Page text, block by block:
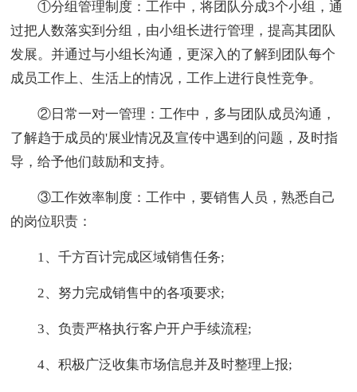
①分组管理制度：工作中，将团队分成3个小组，通
过把人数落实到分组，由小组长进行管理，提高其团队
发展。并通过与小组长沟通，更深入的了解到团队每个
成员工作上、生活上的情况，工作上进行良性竞争。
②日常一对一管理：工作中，多与团队成员沟通，
了解趋于成员的'展业情况及宣传中遇到的问题，及时指
导，给予他们鼓励和支持。
③工作效率制度：工作中，要销售人员，熟悉自己
的岗位职责：
1、千方百计完成区域销售任务;
2、努力完成销售中的各项要求;
3、负责严格执行客户开户手续流程;
4、积极广泛收集市场信息并及时整理上报;